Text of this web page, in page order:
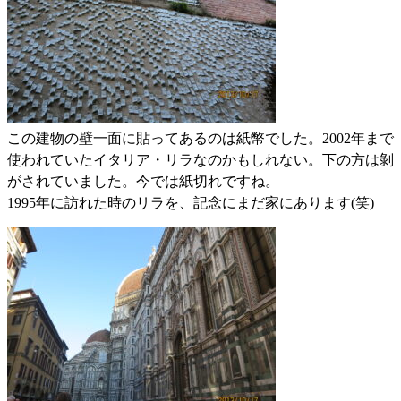
この建物の壁一面に貼ってあるのは紙幣でした。2002年まで
使われていたイタリア・リラなのかもしれない。下の方は剝
がされていました。今では紙切れですね。
1995年に訪れた時のリラを、記念にまだ家にあります(笑)